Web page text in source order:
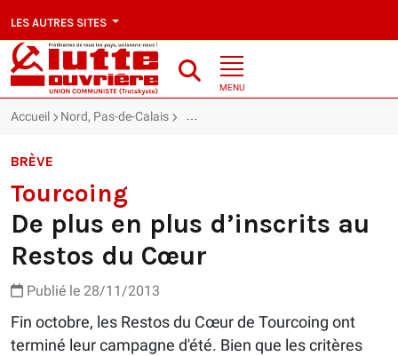
LES AUTRES SITES
MENU
Accueil Nord, Pas-de-Calais Tourcoing : De plus en plus d’inscrits
BRÈVE
Tourcoing
De plus en plus d’inscrits au
Restos du Cœur
Publié le 28/11/2013
Fin octobre, les Restos du Cœur de Tourcoing ont
terminé leur campagne d'été. Bien que les critères